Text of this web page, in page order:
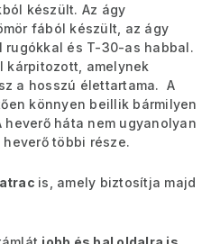
készült. Az ágy
fából készült, az ágy
és T-30-as habbal.
kárpitozott, amelynek
a hosszú élettartama. A
könnyen beillik bármilyen
háta nem ugyanolyan
többi része.
is, amely biztosítja majd